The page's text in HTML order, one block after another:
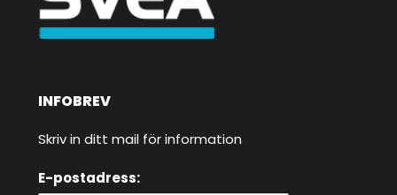
INFOBREV
Skriv in ditt mail för information
E-postadress: